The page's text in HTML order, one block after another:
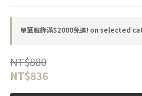
單筆服飾滿$2000免運! on selected
NT$880
NT$836